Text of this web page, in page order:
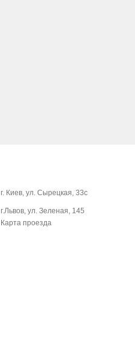
г. Киев, ул. Сырецкая, 33с
г.Львов, ул. Зеленая, 145
Карта проезда